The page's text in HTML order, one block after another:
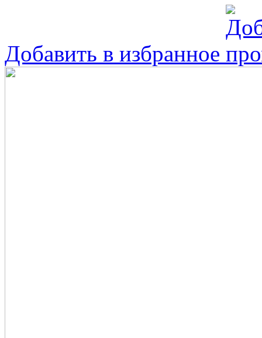
Добавить в избранное